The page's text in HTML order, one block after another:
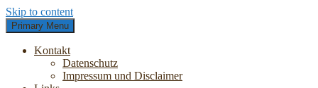
Skip to content
Primary Menu
Kontakt
Datenschutz
Impressum und Disclaimer